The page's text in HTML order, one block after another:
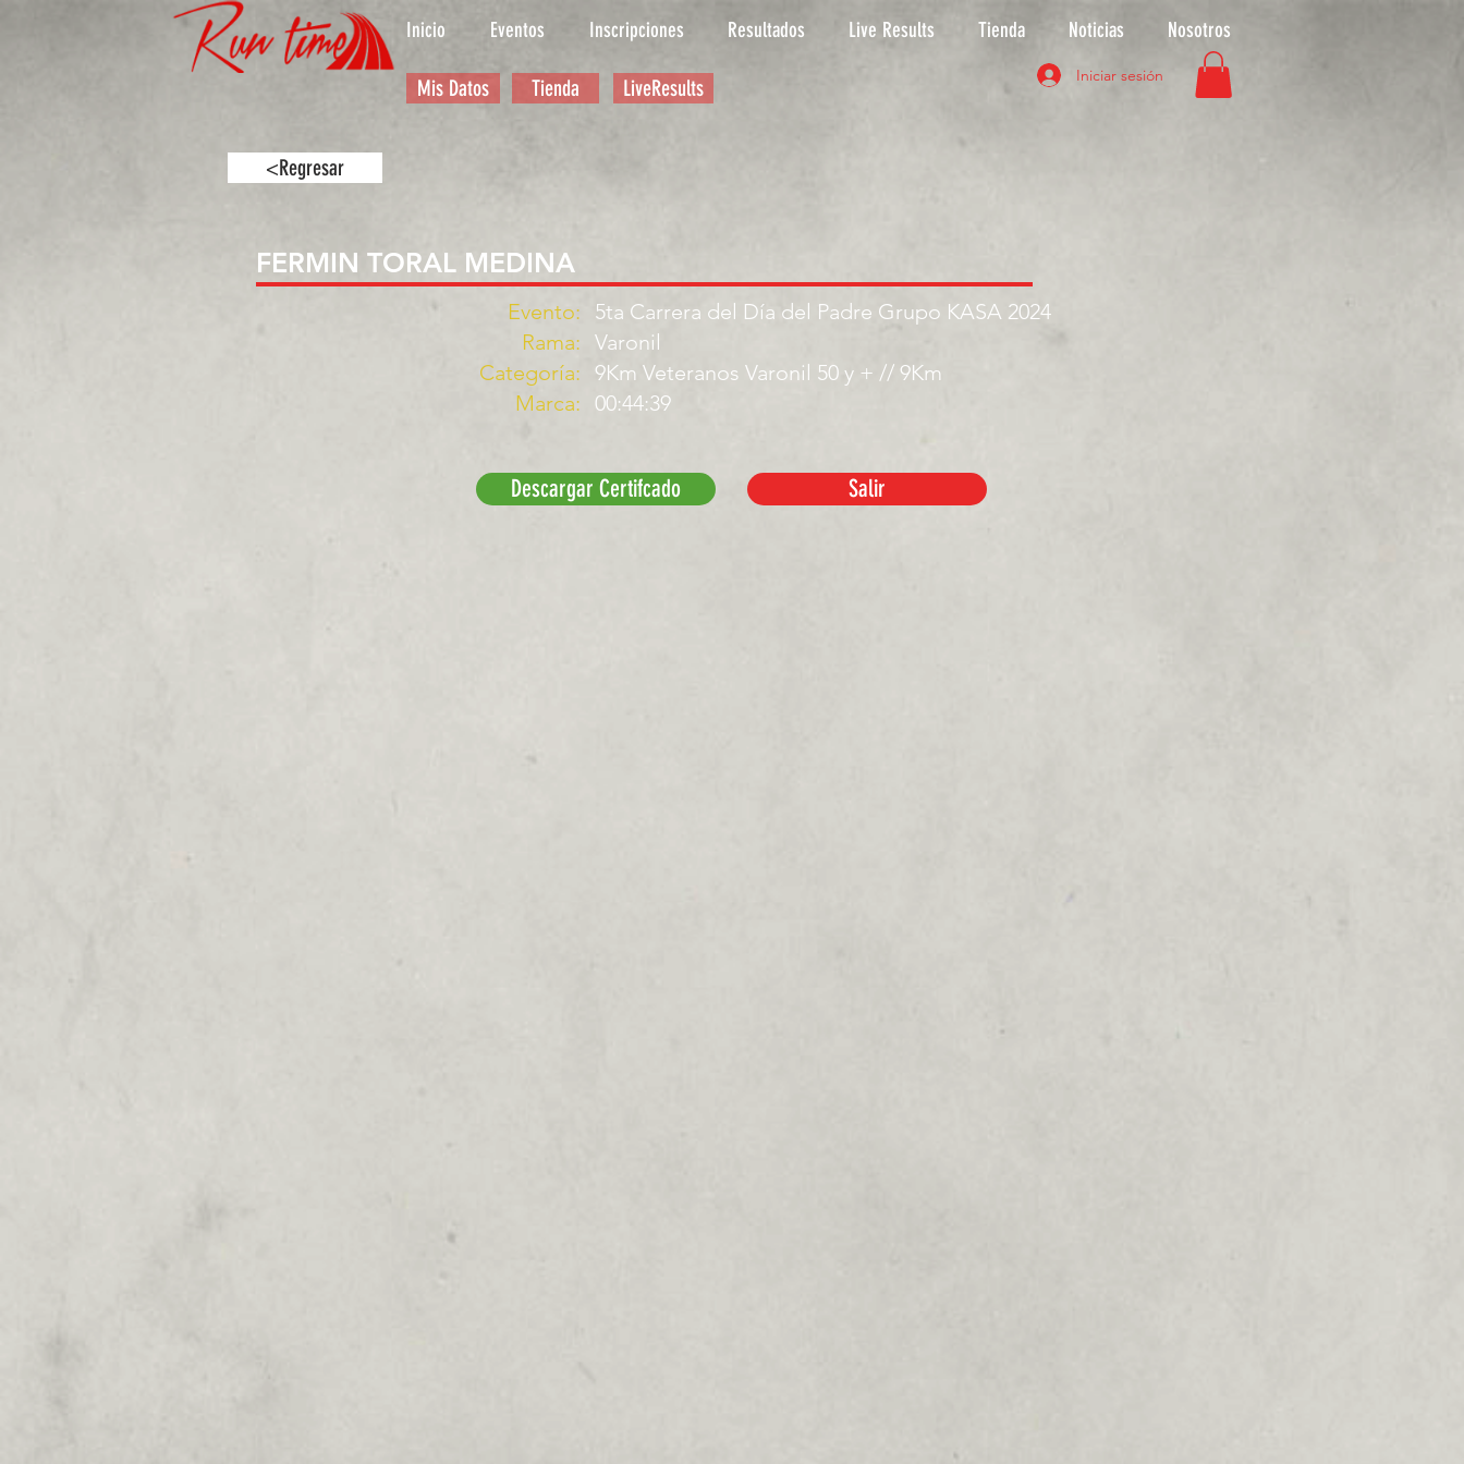
Inicio Eventos Inscripciones Resultados Live Results Tienda Noticias Nosotros
Iniciar sesión
Mis Datos Tienda LiveResults
<Regresar
FERMIN TORAL MEDINA
Evento:
Rama:
Categoría:
Marca:
5ta Carrera del Día del Padre Grupo KASA 2024
Varonil
9Km Veteranos Varonil 50 y + // 9Km
00:44:39
Descargar Certifcado Salir